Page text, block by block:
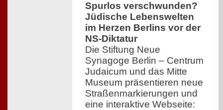
Spurlos verschwunden?
Jüdische Lebenswelten
im Herzen Berlins vor der
NS-Diktatur
Die Stiftung Neue
Synagoge Berlin – Centrum
Judaicum und das Mitte
Museum präsentieren neue
Straßenmarkierungen und
eine interaktive Webseite: